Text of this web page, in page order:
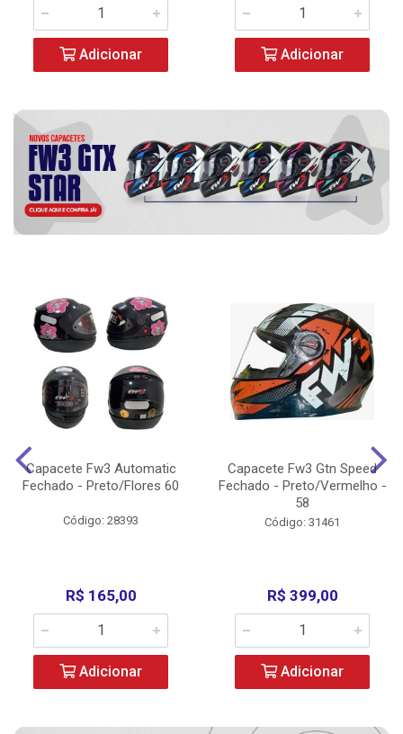
Adicionar Adicionar
Capacete Fw3 Automatic
Fechado - Preto/Flores 60
Código: 28393
R$ 165,00
Adicionar
Capacete Fw3 Gtn Speed
Fechado - Preto/Vermelho -
58
Código: 31461
R$ 399,00
Adicionar